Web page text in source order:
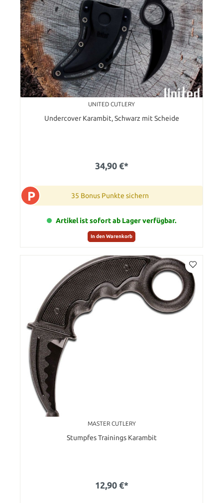
UNITED CUTLERY
Undercover Karambit, Schwarz mit Scheide
34,90 €*
P 35 Bonus Punkte sichern
Artikel ist sofort ab Lager verfügbar.
In den Warenkorb
MASTER CUTLERY
Stumpfes Trainings Karambit
12,90 €*